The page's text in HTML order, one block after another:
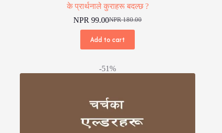
के प्रार्थनाले कुराहरू बदल्छ ?
NPR180.00
Original
price
was:
NPR 180.00.
NPR 99.00Current
price
is:
NPR 99.00.
Add to cart
-51%